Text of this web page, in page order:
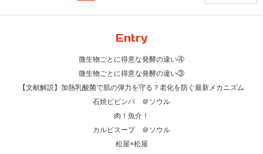
Entry
微生物ごとに得意な発酵の違い④
微生物ごとに得意な発酵の違い③
【文献解説】加熱乳酸菌で肌の弾力を守る？老化を防ぐ最新メカニズム
石焼ビビンバ ＠ソウル
肉！魚介！
カルビスープ ＠ソウル
松屋×松屋